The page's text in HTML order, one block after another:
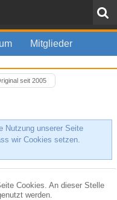
Mitglieder
seit 2005
Nutzung unserer Seite
wir Cookies setzen.
Cookies. An dieser Stelle
werden.